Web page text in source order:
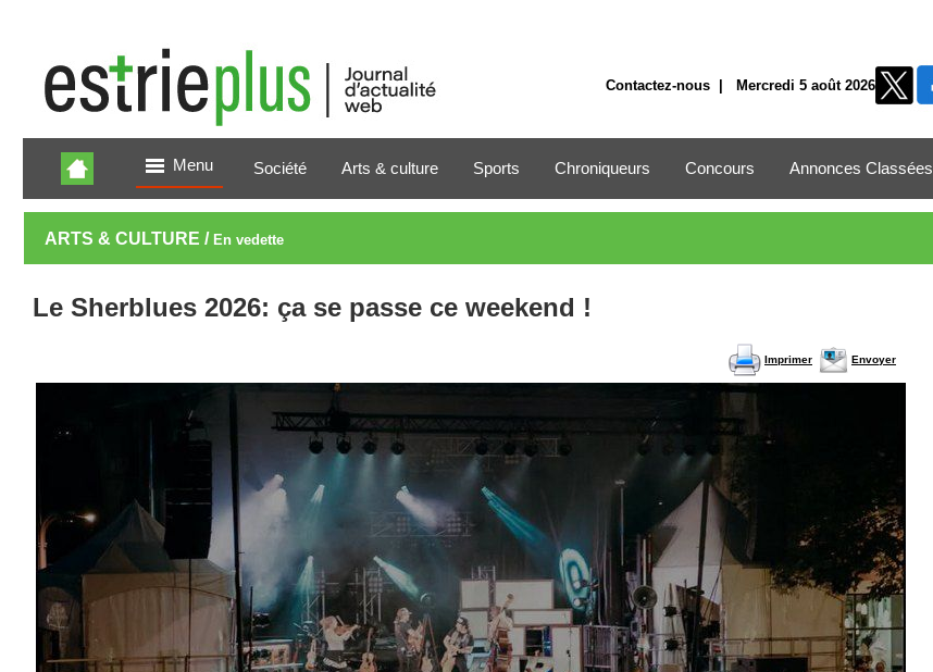
Contactez-nous | Mercredi 5 août 2026
Menu Société Arts & culture Sports Chroniqueurs Concours Annonces Classées
ARTS & CULTURE / En vedette
Le Sherblues 2026: ça se passe ce weekend !
Imprimer Envoyer